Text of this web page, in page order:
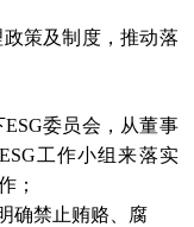
政策及制度，推动落
ESG委员会，从董事
ESG工作小组来落实
；
确禁止贿赂、腐